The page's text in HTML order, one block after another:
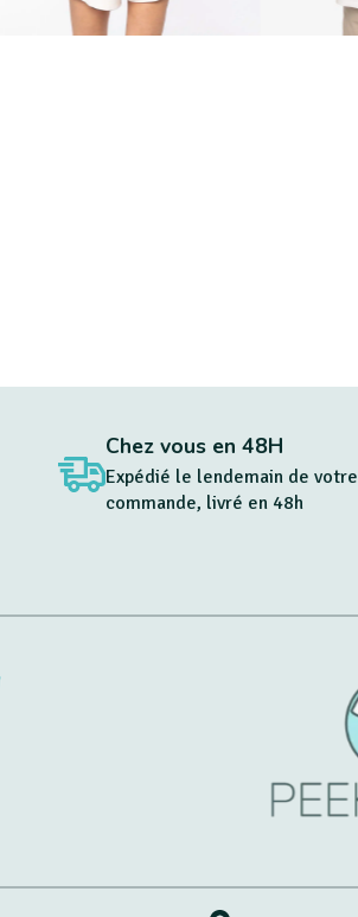
Chez vous en 48H
Expédié le lendemain de votre
commande, livré en 48h